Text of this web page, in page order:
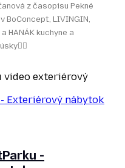
z časopisu Pekné
BoConcept, LIVINGIN,
HANÁK kuchyne a
Exteriérový nábytok
-